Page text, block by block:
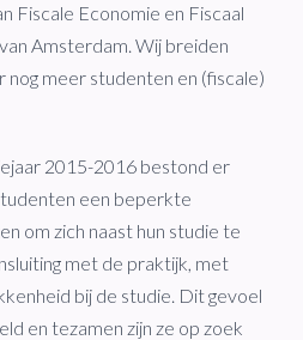
Fiscale Economie en Fiscaal
Amsterdam. Wij breiden
nog meer studenten en (fiscale)
2015-2016 bestond er
een beperkte
om zich naast hun studie te
met de praktijk, met
bij de studie. Dit gevoel
en tezamen zijn ze op zoek